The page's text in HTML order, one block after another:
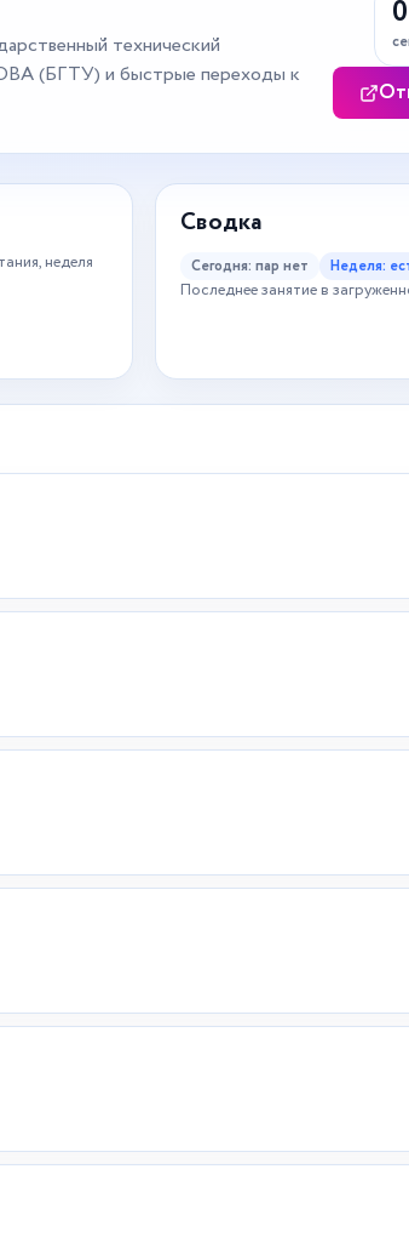
технический
(БГТУ) и быстрые переходы к
0
неделя
Сводка
Сегодня: пар нет Неделя:
Последнее занятие в